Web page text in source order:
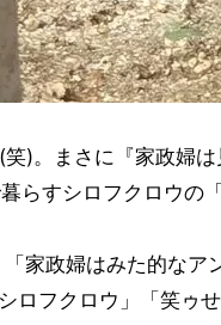
)。まさに『家政婦
らすシロフクロウの
家政婦はみた的なア
ロフクロウ」「笑ゥ